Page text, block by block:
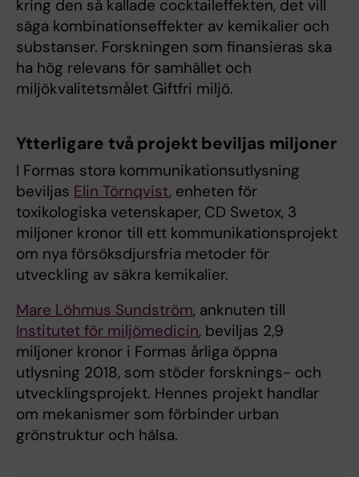
kring den så kallade cocktaileffekten, det vill
säga kombinationseffekter av kemikalier och
substanser. Forskningen som finansieras ska
ha hög relevans för samhället och
miljökvalitetsmålet Giftfri miljö.
Ytterligare två projekt beviljas miljoner
I Formas stora kommunikationsutlysning
beviljas Elin Törnqvist, enheten för
toxikologiska vetenskaper, CD Swetox, 3
miljoner kronor till ett kommunikationsprojekt
om nya försöksdjursfria metoder för
utveckling av säkra kemikalier.
Mare Löhmus Sundström, anknuten till
Institutet för miljömedicin, beviljas 2,9
miljoner kronor i Formas årliga öppna
utlysning 2018, som stöder forsknings- och
utvecklingsprojekt. Hennes projekt handlar
om mekanismer som förbinder urban
grönstruktur och hälsa.